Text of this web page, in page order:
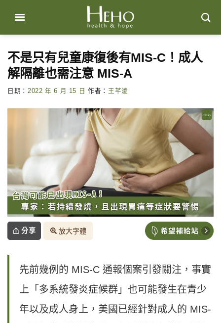
content
不是只有兒童康復後有MIS-C！成人
解隔離也需注意 MIS-A
日期： 2022 年 6 月 15 日 作者： 王芊淩
分享 放大字體
先前幾例的 MIS-C 通報個案引發關注，事實
上「多系統發炎症候群」也可能發生在青少
年以及成人身上，美國已經針對成人的 MIS-